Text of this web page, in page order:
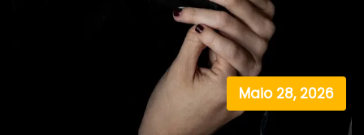
Maio 28, 2026